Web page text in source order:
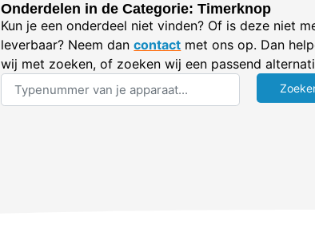
Onderdelen in de Categorie: Timerknop
Kun je een onderdeel niet vinden? Of is deze niet
leverbaar? Neem dancontact met ons op. Dan
wij met zoeken, of zoeken wij een passend